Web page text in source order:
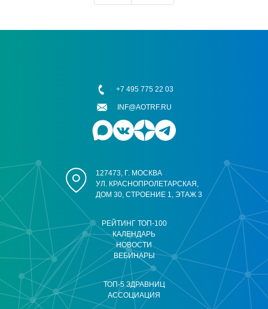
РЕЙТИНГ ТОП-100
КАЛЕНДАРЬ
НОВОСТИ
ВЕБИНАРЫ
ТОП-5 ЗДРАВНИЦ
АССОЦИАЦИЯ
127473, Г. МОСКВА
УЛ. КРАСНОПРОЛЕТАРСКАЯ,
ДОМ 30, СТРОЕНИЕ 1, ЭТАЖ 3
+7 495 775 22 03
INF@AOTRF.RU